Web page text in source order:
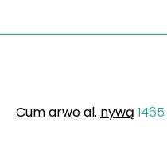
Cum arwo al. nywą 1465